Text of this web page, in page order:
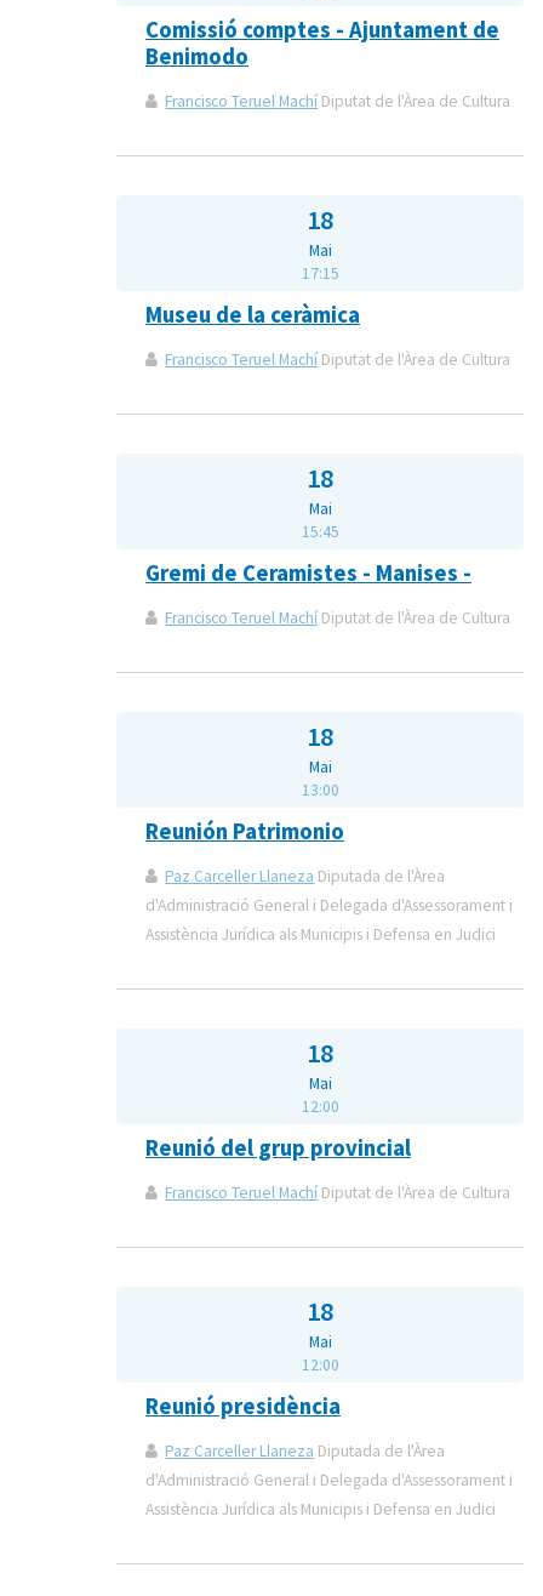
Comissió comptes - Ajuntament de
Benimodo
Francisco Teruel Machí Diputat de l'Àrea de Cultura
18
Mai
17:15
Museu de la ceràmica
Francisco Teruel Machí Diputat de l'Àrea de Cultura
18
Mai
15:45
Gremi de Ceramistes - Manises -
Francisco Teruel Machí Diputat de l'Àrea de Cultura
18
Mai
13:00
Reunión Patrimonio
Paz Carceller Llaneza Diputada de l'Àrea
d'Administració General i Delegada d'Assessorament i
Assistència Jurídica als Municipis i Defensa en Judici
18
Mai
12:00
Reunió del grup provincial
Francisco Teruel Machí Diputat de l'Àrea de Cultura
18
Mai
12:00
Reunió presidència
Paz Carceller Llaneza Diputada de l'Àrea
d'Administració General i Delegada d'Assessorament i
Assistència Jurídica als Municipis i Defensa en Judici